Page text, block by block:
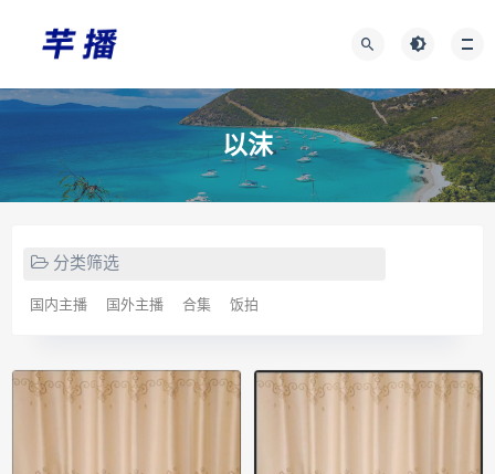
以沫
分类筛选
国内主播 国外主播 合集 饭拍